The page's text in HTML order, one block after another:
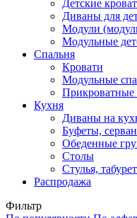
Детские
Диваны для
Модули
Модульные
Спальня
Кровати
Модульные
Кухня
Диваны на
Буфеты,
Обеденные
Столы
Стулья,
Распродажа
Фильтр